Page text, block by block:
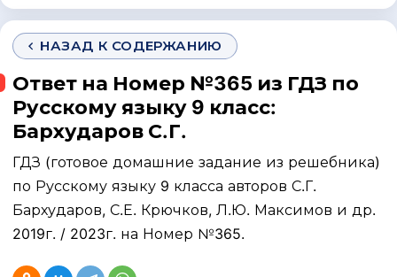
НАЗАД К СОДЕРЖАНИЮ
Ответ на Номер №365 из ГДЗ по
Русскому языку 9 класс:
Бархударов С.Г.
ГДЗ (готовое домашние задание из решебника)
по Русскому языку 9 класса авторов С.Г.
Бархударов, С.Е. Крючков, Л.Ю. Максимов и др.
2019г. / 2023г. на Номер №365.